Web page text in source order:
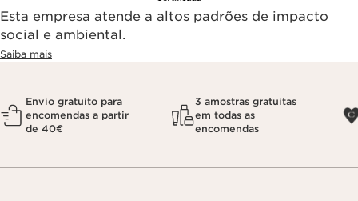
Esta empresa atende a altos padrões de impacto
social e ambiental.
Saiba mais
Envio gratuito para
encomendas a partir
de 40€
3 amostras gratuitas
em todas as
encomendas